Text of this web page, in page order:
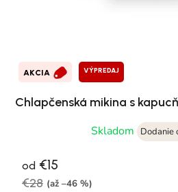
AKCIA VÝPREDAJ
Chlapčenská mikina s
Skladom
Dodanie
od €15
€28 (až –46 %)